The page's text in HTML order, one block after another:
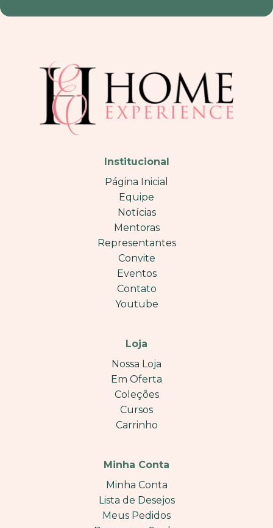
Institucional
Página Inicial
Equipe
Notícias
Mentoras
Representantes
Convite
Eventos
Contato
Youtube
Loja
Nossa Loja
Em Oferta
Coleções
Cursos
Carrinho
Minha Conta
Minha Conta
Lista de Desejos
Meus Pedidos